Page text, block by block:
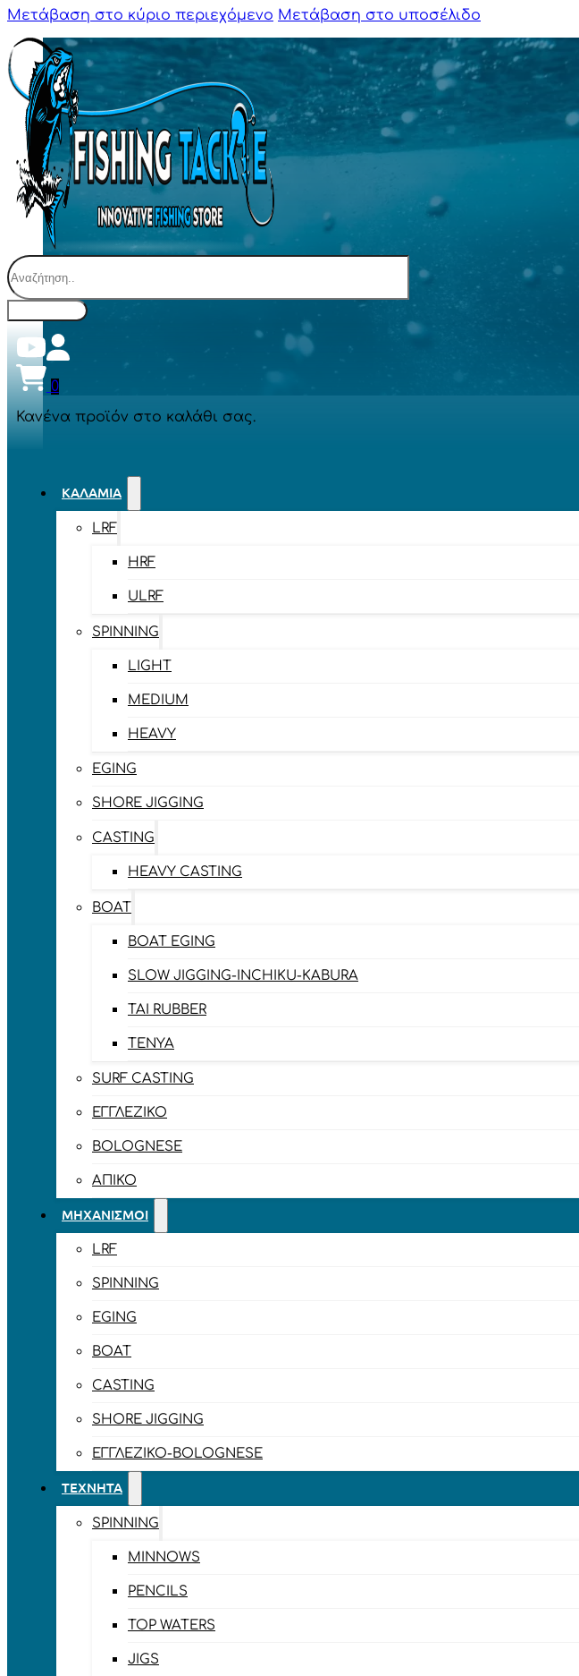
Μετάβαση στο κύριο περιεχόμενο Μετάβαση στο υποσέλιδο
Αναζήτηση
0
Κανένα προϊόν στο καλάθι σας.
ΚΑΛΆΜΙΑ
LRF
HRF
ULRF
SPINNING
LIGHT
MEDIUM
HEAVY
EGING
SHORE JIGGING
CASTING
HEAVY CASTING
BOAT
BOAT EGING
SLOW JIGGING-INCHIKU-KABURA
TAI RUBBER
TENYA
SURF CASTING
ΕΓΓΛΈΖΙΚΟ
BOLOGNESE
ΑΠΊΚΟ
ΜΗΧΑΝΙΣΜΟΊ
LRF
SPINNING
EGING
BOAT
CASTING
SHORE JIGGING
ΕΓΓΛΈΖΙΚΟ-BOLOGNESE
ΤΕΧΝΗΤΆ
SPINNING
MINNOWS
PENCILS
TOP WATERS
JIGS